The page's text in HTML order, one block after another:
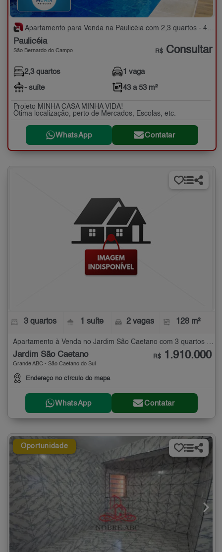
Apartamento para Venda na Paulicéia com 2,3 quartos - 43 a 53 m²
Paulicéia
São Bernardo do Campo R$ Consultar
2,3 quartos
- suíte
1 vaga
43 a 53 m²
Projeto MINHA CASA MINHA VIDA!
Ótima localização, perto de Mercados, Escolas, etc.
WhatsApp Contatar
3 quartos 1 suíte 2 vagas 128 m²
Apartamento à Venda no Jardim São Caetano com 3 quartos - 128 m²
Jardim São Caetano
Grande ABC - São Caetano do Sul
Endereço no círculo do mapa
R$ 1.910.000
WhatsApp Contatar
Oportunidade